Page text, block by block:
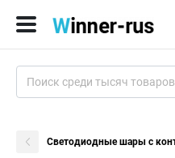
Светодиодные шары с